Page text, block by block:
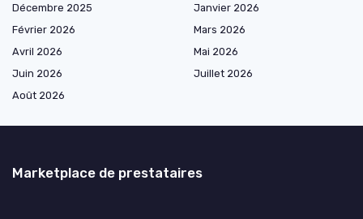
Décembre 2025
Janvier 2026
Février 2026
Mars 2026
Avril 2026
Mai 2026
Juin 2026
Juillet 2026
Août 2026
Marketplace de prestataires